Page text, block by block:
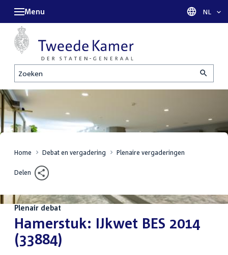
Zoeken
Menu Taal
NL
Home Debat en vergadering Plenaire vergaderingen
Delen
Plenair debat
:Hamerstuk: IJkwet BES 2014
(33884)